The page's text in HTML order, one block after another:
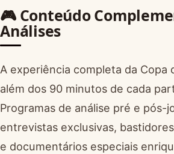
🎮 Conteúdo
Análises
A experiência completa da Copa
além dos 90 minutos de cada
Programas de análise pré e pós-
entrevistas exclusivas,
e documentários especiais